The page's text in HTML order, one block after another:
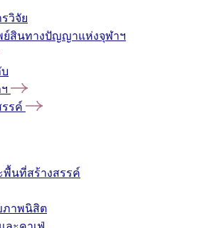
วิจัย
ย์สินทางปัญญาแห่งจุฬาฯ
รค์
นที่สร้างสรรค์
ภาพนิสิต